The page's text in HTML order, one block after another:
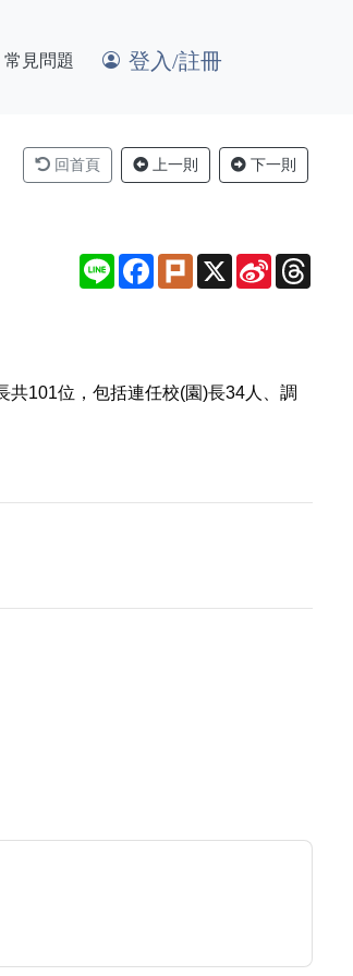
常見問題 登入/註冊
回首頁 上一則 下一則
Line Facebook
Plurk X
Sina
Weibo
101位，包括連任校(園)長34人、調